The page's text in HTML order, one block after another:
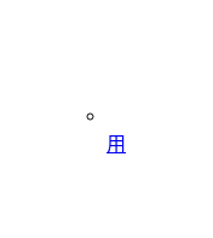
用